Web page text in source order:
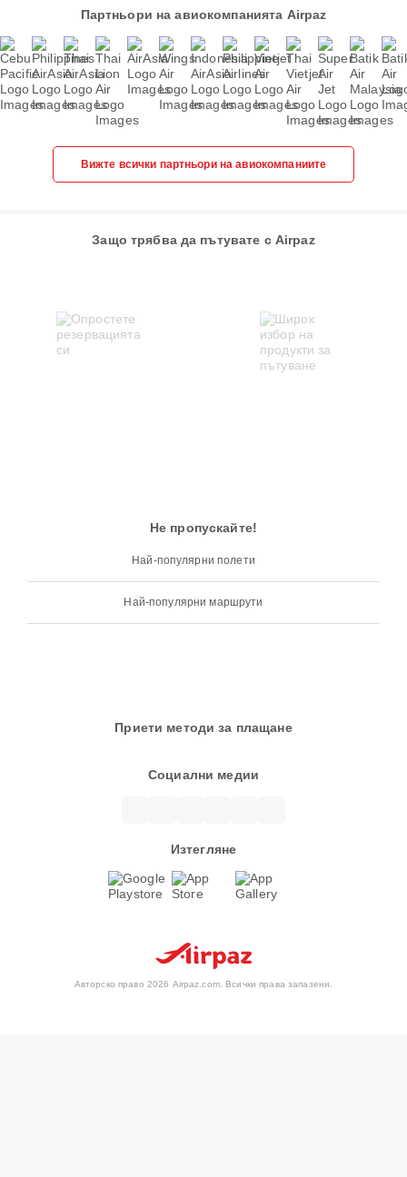
Партньори на авиокомпанията Airpaz
Вижте всички партньори на авиокомпаниите
Защо трябва да пътувате с Airpaz
Не пропускайте!
Най-популярни полети
Най-популярни маршрути
Приети методи за плащане
Социални медии
Изтегляне
Авторско право 2026 Airpaz.com. Всички права запазени.